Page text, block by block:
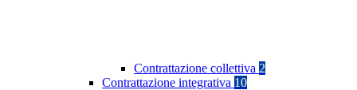
Contrattazione collettiva 2
Contrattazione integrativa 10